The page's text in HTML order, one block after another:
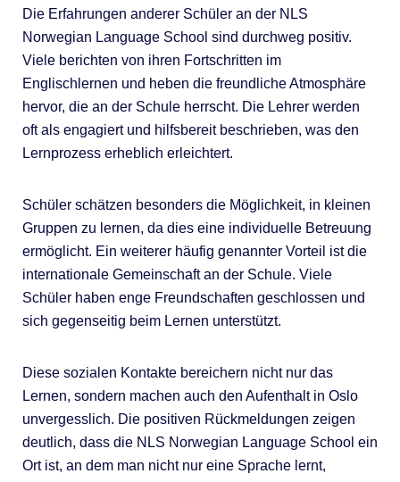
Die Erfahrungen anderer Schüler an der NLS
Norwegian Language School sind durchweg positiv.
Viele berichten von ihren Fortschritten im
Englischlernen und heben die freundliche Atmosphäre
hervor, die an der Schule herrscht. Die Lehrer werden
oft als engagiert und hilfsbereit beschrieben, was den
Lernprozess erheblich erleichtert.
Schüler schätzen besonders die Möglichkeit, in kleinen
Gruppen zu lernen, da dies eine individuelle Betreuung
ermöglicht. Ein weiterer häufig genannter Vorteil ist die
internationale Gemeinschaft an der Schule. Viele
Schüler haben enge Freundschaften geschlossen und
sich gegenseitig beim Lernen unterstützt.
Diese sozialen Kontakte bereichern nicht nur das
Lernen, sondern machen auch den Aufenthalt in Oslo
unvergesslich. Die positiven Rückmeldungen zeigen
deutlich, dass die NLS Norwegian Language School ein
Ort ist, an dem man nicht nur eine Sprache lernt,